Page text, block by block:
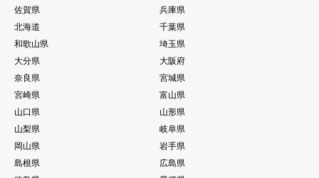
佐賀県
兵庫県
北海道
千葉県
和歌山県
埼玉県
大分県
大阪府
奈良県
宮城県
宮崎県
富山県
山口県
山形県
山梨県
岐阜県
岡山県
岩手県
島根県
広島県